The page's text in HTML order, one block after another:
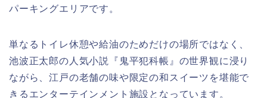
パーキングエリアです。
単なるトイレ休憩や給油のためだけの場所ではなく、
池波正太郎の人気小説『鬼平犯科帳』の世界観に浸り
ながら、江戸の老舗の味や限定の和スイーツを堪能で
きるエンターテインメント施設となっています。